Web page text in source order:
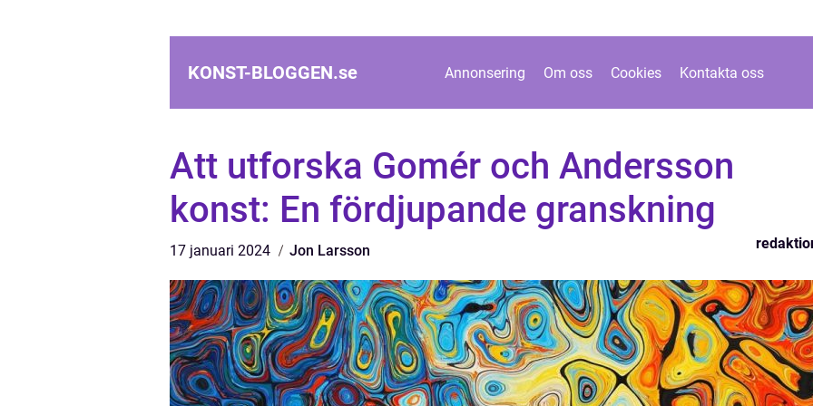
KONST-BLOGGEN.se Annonsering Om oss Cookies Kontakta oss
Att utforska Gomér och Andersson
konst: En fördjupande granskning
17 januari 2024 Jon Larsson